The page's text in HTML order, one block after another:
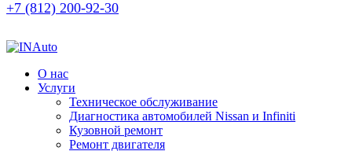
+7 (812) 200-92-30
О нас
Услуги
Техническое обслуживание
Диагностика автомобилей Nissan и Infiniti
Кузовной ремонт
Ремонт двигателя